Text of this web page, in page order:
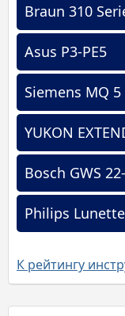
Braun 310
Asus P3-PE5
Siemens MQ
YUKON
Bosch GWS
Philips
К рейтингу